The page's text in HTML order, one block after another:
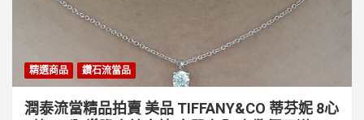
精選商品 鑽石流當品
潤泰流當精品拍賣 美品 TIFFANY&CO 蒂芬妮 8心